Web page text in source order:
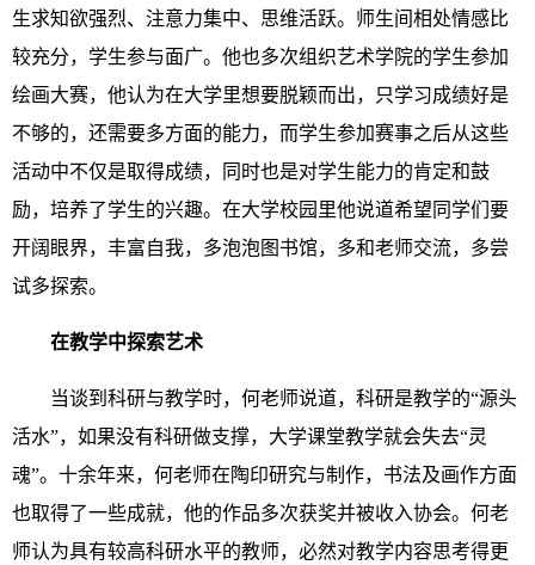
生求知欲强烈、注意力集中、思维活跃。师生间相处情感比
较充分，学生参与面广。他也多次组织艺术学院的学生参加
绘画大赛，他认为在大学里想要脱颖而出，只学习成绩好是
不够的，还需要多方面的能力，而学生参加赛事之后从这些
活动中不仅是取得成绩，同时也是对学生能力的肯定和鼓
励，培养了学生的兴趣。在大学校园里他说道希望同学们要
开阔眼界，丰富自我，多泡泡图书馆，多和老师交流，多尝
试多探索。
在教学中探索艺术
当谈到科研与教学时，何老师说道，科研是教学的“源头
活水”，如果没有科研做支撑，大学课堂教学就会失去“灵
魂”。十余年来，何老师在陶印研究与制作，书法及画作方面
也取得了一些成就，他的作品多次获奖并被收入协会。何老
师认为具有较高科研水平的教师，必然对教学内容思考得更